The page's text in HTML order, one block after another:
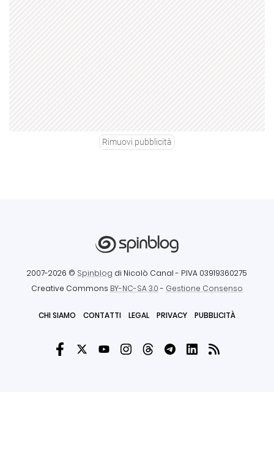
Rimuovi pubblicità
2007-2026 © Spinblog di Nicolò Canal - P.IVA 03919360275
Creative Commons BY-NC-SA 3.0- Gestione Consenso
CHI SIAMO CONTATTI LEGAL PRIVACY PUBBLICITÀ